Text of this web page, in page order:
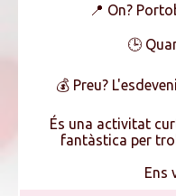
📍 On?
🕒
💰 Preu?
És una activitat
fantàstica per
Ens